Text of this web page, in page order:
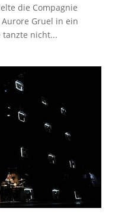
die Compagnie
Aurore Gruel in ein
tanzte nicht...